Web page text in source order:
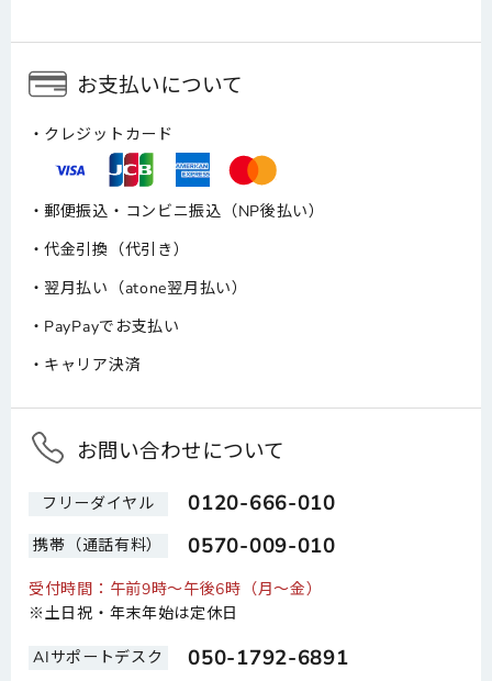
お支払いについて
クレジットカード
郵便振込・コンビニ振込（NP後払い）
代金引換（代引き）
翌月払い（atone翌月払い）
PayPayでお支払い
キャリア決済
お問い合わせについて
フリーダイヤル 0120-666-010
携帯（通話有料） 0570-009-010
受付時間：午前9時～午後6時（月～金）
※土日祝・年末年始は定休日
AIサポートデスク 050-1792-6891